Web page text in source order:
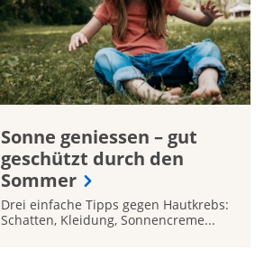
Sonne geniessen – gut
geschützt durch den
Sommer
Drei einfache Tipps gegen Hautkrebs:
Schatten, Kleidung, Sonnencreme...